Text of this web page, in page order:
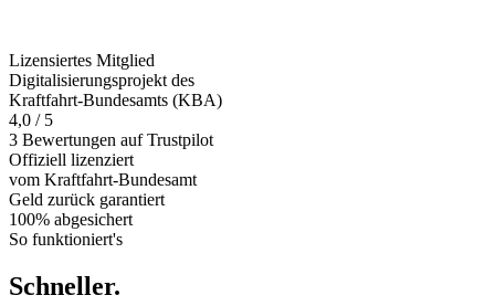
Lizensiertes Mitglied
Digitalisierungsprojekt des
Kraftfahrt-Bundesamts (KBA)
4,0 / 5
3 Bewertungen auf Trustpilot
Offiziell lizenziert
vom Kraftfahrt-Bundesamt
Geld zurück garantiert
100% abgesichert
So funktioniert's
Schneller.